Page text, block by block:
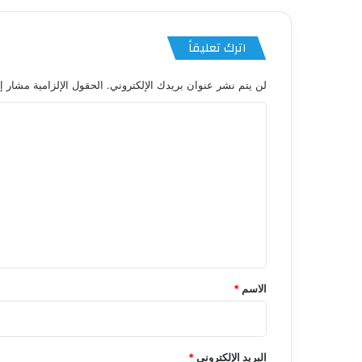
اترك تعليقاً
لن يتم نشر عنوان بريدك الإلكتروني. الحقول الإلزامية مشار
*
الاسم *
البريد الإلكتروني*